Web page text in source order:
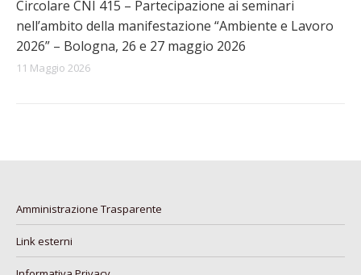
Circolare CNI 415 – Partecipazione ai seminari
nell’ambito della manifestazione “Ambiente e Lavoro
2026” – Bologna, 26 e 27 maggio 2026
11 Maggio 2026
Amministrazione Trasparente
Link esterni